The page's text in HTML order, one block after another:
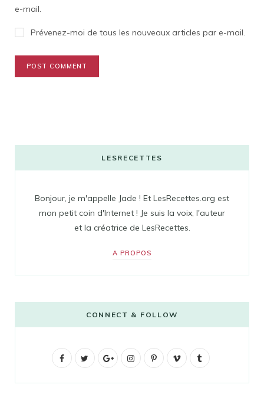
e-mail.
Prévenez-moi de tous les nouveaux articles par e-mail.
LESRECETTES
Bonjour, je m'appelle Jade ! Et LesRecettes.org est
mon petit coin d'Internet ! Je suis la voix, l'auteur
et la créatrice de LesRecettes.
A PROPOS
CONNECT & FOLLOW
F
G
I
P
V